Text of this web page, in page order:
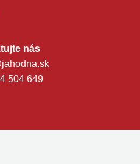
nás
504 649